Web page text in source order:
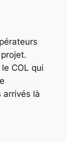
COL qui
arrivés là